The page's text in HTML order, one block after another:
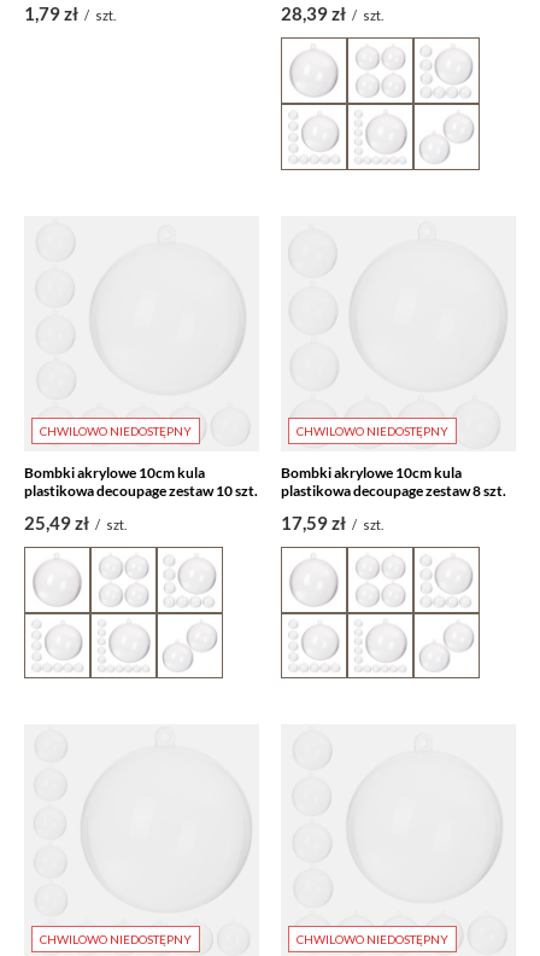
1,79 zł / szt. 28,39 zł / szt.
CHWILOWO NIEDOSTĘPNY
Bombki akrylowe 10cm kula
plastikowa decoupage zestaw 10 szt.
25,49 zł / szt.
CHWILOWO NIEDOSTĘPNY
Bombki akrylowe 10cm kula
plastikowa decoupage zestaw 8 szt.
17,59 zł / szt.
CHWILOWO NIEDOSTĘPNY CHWILOWO NIEDOSTĘPNY